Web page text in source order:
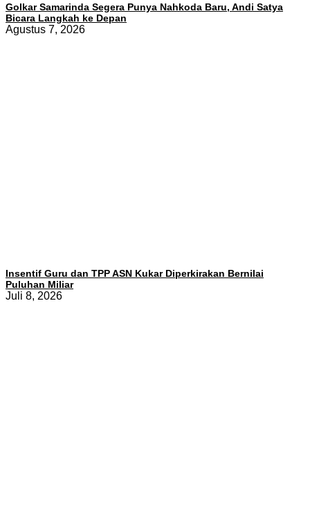
Golkar Samarinda Segera Punya Nahkoda Baru, Andi Satya
Bicara Langkah ke Depan
Agustus 7, 2026
Insentif Guru dan TPP ASN Kukar Diperkirakan Bernilai
Puluhan Miliar
Juli 8, 2026